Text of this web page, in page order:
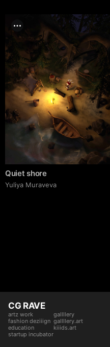
Quiet shore
Yuliya Muraveva
CG RAVE
artz work
fashion deziiign
education
startup incubator
gallllery
gallllery.art
kiiids.art